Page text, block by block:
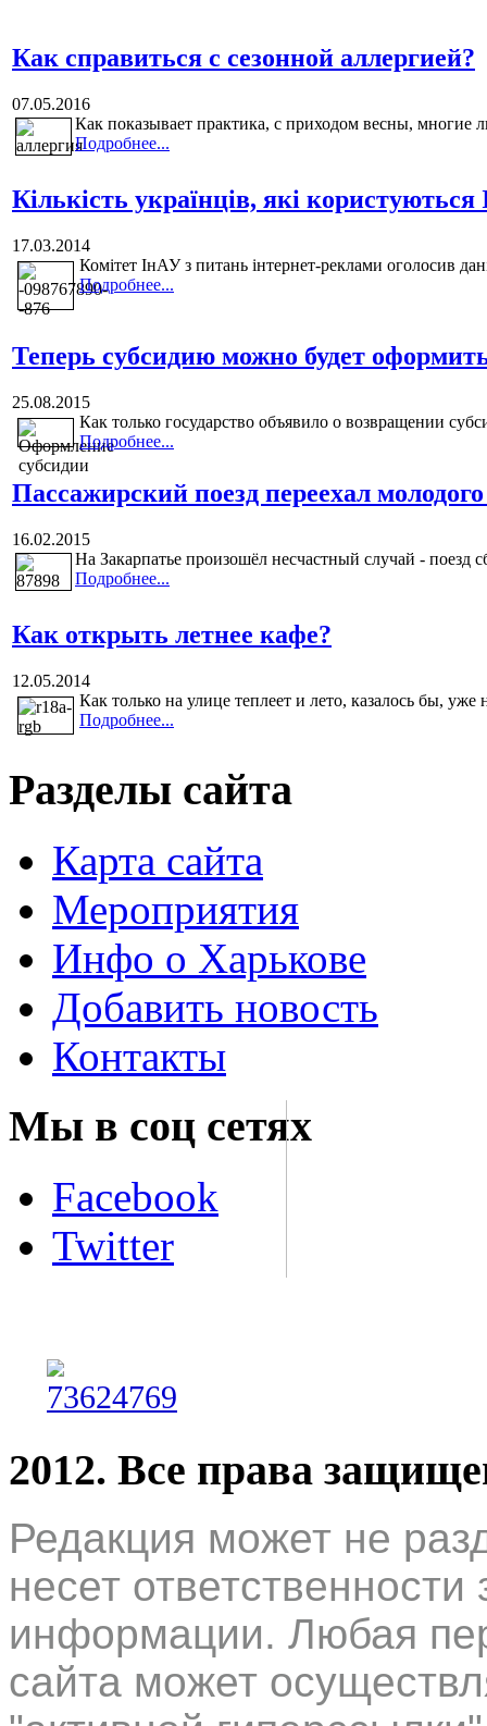
Как справиться с сезонной аллергией?
07.05.2016
Как показывает практика, с приходом весны, многие
Подробнее...
Кількість українців, які користуються
17.03.2014
Комітет ІнАУ з питань інтернет-реклами оголосив
Подробнее...
Теперь субсидию можно будет
25.08.2015
Как только государство объявило о возвращении
Подробнее...
Пассажирский поезд переехал
16.02.2015
На Закарпатье произошёл несчастный случай - поезд
Подробнее...
Как открыть летнее кафе?
12.05.2014
Как только на улице теплеет и лето, казалось бы,
Подробнее...
Разделы сайта
Карта сайта
Мероприятия
Инфо о Харькове
Добавить новость
Контакты
Мы в соц сетях
Facebook
Twitter
2012. Все права
Редакция может не
несет
информации. Любая
сайта может